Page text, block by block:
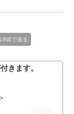
LINEで送る
きます。